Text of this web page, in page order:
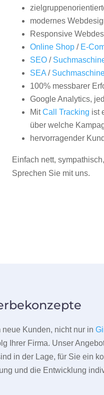
modernes
Responsive
Online Shop/ E-
SEO/
SEA/
100% messbarer
Google Analytics,
MitCall Tracking ist
über welche
hervorragender
Einfach nett,
Sprechen Sie mit uns.
neue Kunden, nicht nur in
Ihrer Firma. Unser
in der Lage, für Sie ein
und die Entwicklung